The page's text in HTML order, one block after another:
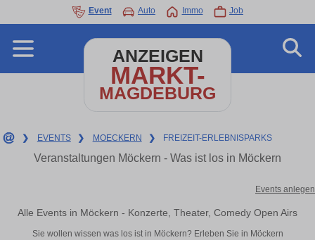
Event Auto Immo Job
ANZEIGEN
MARKT-
MAGDEBURG
❯ EVENTS ❯ MOECKERN ❯ FREIZEIT-ERLEBNISPARKS
Veranstaltungen Möckern - Was ist los in Möckern
Events anlegen
Alle Events in Möckern - Konzerte, Theater, Comedy Open Airs
Sie wollen wissen was los ist in Möckern? Erleben Sie in Möckern